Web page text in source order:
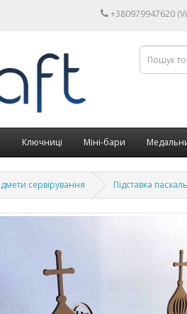
+380979947620
Ключниці Міні-бари
сервірування Підставка